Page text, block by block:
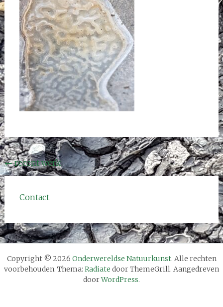
Bericht
navigatie
←recent werk
Contact
Copyright © 2026 Onderwereldse Natuurkunst. Alle rechten
voorbehouden. Thema: Radiate door ThemeGrill. Aangedreven
doorWordPress.